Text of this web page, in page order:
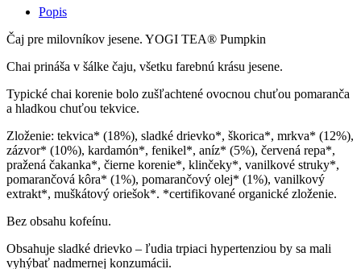
n.s.
Popis
Čaj pre milovníkov jesene. YOGI TEA® Pumpkin
Chai prináša v šálke čaju, všetku farebnú krásu jesene.
Typické chai korenie bolo zušľachtené ovocnou chuťou pomaranča
a hladkou chuťou tekvice.
Zloženie: tekvica* (18%), sladké drievko*, škorica*, mrkva* (12%),
zázvor* (10%), kardamón*, fenikel*, aníz* (5%), červená repa*,
pražená čakanka*, čierne korenie*, klinčeky*, vanilkové struky*,
pomarančová kôra* (1%), pomarančový olej* (1%), vanilkový
extrakt*, muškátový oriešok*. *certifikované organické zloženie.
Bez obsahu kofeínu.
Obsahuje sladké drievko – ľudia trpiaci hypertenziou by sa mali
vyhýbať nadmernej konzumácii.